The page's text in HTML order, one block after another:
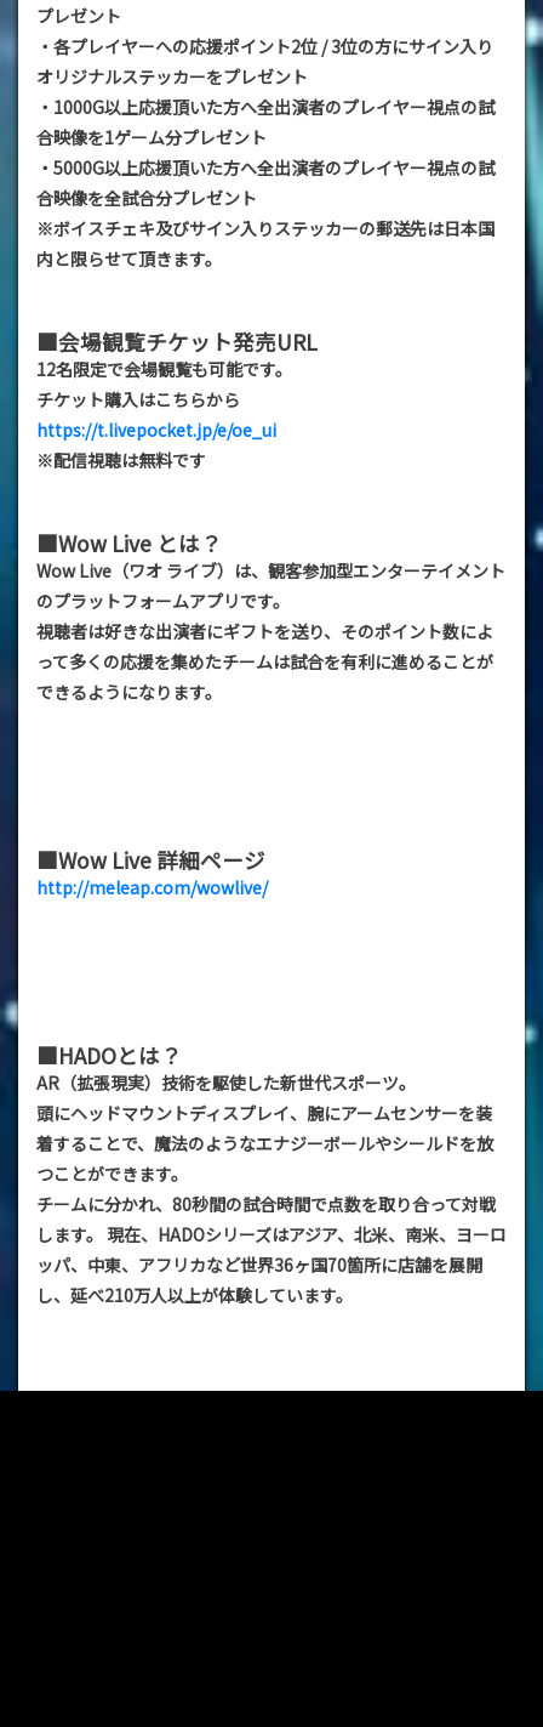
プレゼント
・各プレイヤーへの応援ポイント2位 / 3位の方にサイン入り
オリジナルステッカーをプレゼント
・1000G以上応援頂いた方へ全出演者のプレイヤー視点の試
合映像を1ゲーム分プレゼント
・5000G以上応援頂いた方へ全出演者のプレイヤー視点の試
合映像を全試合分プレゼント
※ボイスチェキ及びサイン入りステッカーの郵送先は日本国
内と限らせて頂きます。
■会場観覧チケット発売URL
12名限定で会場観覧も可能です。
チケット購入はこちらから
https://t.livepocket.jp/e/oe_ui
※配信視聴は無料です
■Wow Live とは？
Wow Live（ワオ ライブ）は、観客参加型エンターテイメント
のプラットフォームアプリです。
視聴者は好きな出演者にギフトを送り、そのポイント数によ
って多くの応援を集めたチームは試合を有利に進めることが
できるようになります。
■Wow Live 詳細ページ
http://meleap.com/wowlive/
■HADOとは？
AR（拡張現実）技術を駆使した新世代スポーツ。
頭にヘッドマウントディスプレイ、腕にアームセンサーを装
着することで、魔法のようなエナジーボールやシールドを放
つことができます。
チームに分かれ、80秒間の試合時間で点数を取り合って対戦
します。 現在、HADOシリーズはアジア、北米、南米、ヨーロ
ッパ、中東、アフリカなど世界36ヶ国70箇所に店舗を展開
し、延べ210万人以上が体験しています。